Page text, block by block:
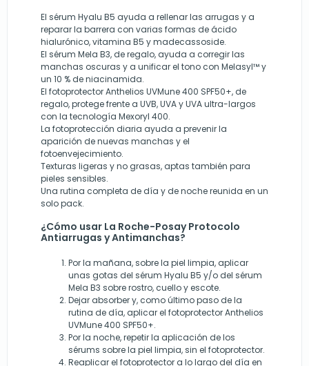
El sérum Hyalu B5 ayuda a rellenar las arrugas y a
reparar la barrera con varias formas de ácido
hialurónico, vitamina B5 y madecassoside.
El sérum Mela B3, de regalo, ayuda a corregir las
manchas oscuras y a unificar el tono con Melasyl™ y
un 10 % de niacinamida.
El fotoprotector Anthelios UVMune 400 SPF50+, de
regalo, protege frente a UVB, UVA y UVA ultra-largos
con la tecnología Mexoryl 400.
La fotoprotección diaria ayuda a prevenir la
aparición de nuevas manchas y el
fotoenvejecimiento.
Texturas ligeras y no grasas, aptas también para
pieles sensibles.
Una rutina completa de día y de noche reunida en un
solo pack.
¿Cómo usar La Roche-Posay Protocolo
Antiarrugas y Antimanchas?
Por la mañana, sobre la piel limpia, aplicar
unas gotas del sérum Hyalu B5 y/o del sérum
Mela B3 sobre rostro, cuello y escote.
Dejar absorber y, como último paso de la
rutina de día, aplicar el fotoprotector Anthelios
UVMune 400 SPF50+.
Por la noche, repetir la aplicación de los
sérums sobre la piel limpia, sin el fotoprotector.
Reaplicar el fotoprotector a lo largo del día en